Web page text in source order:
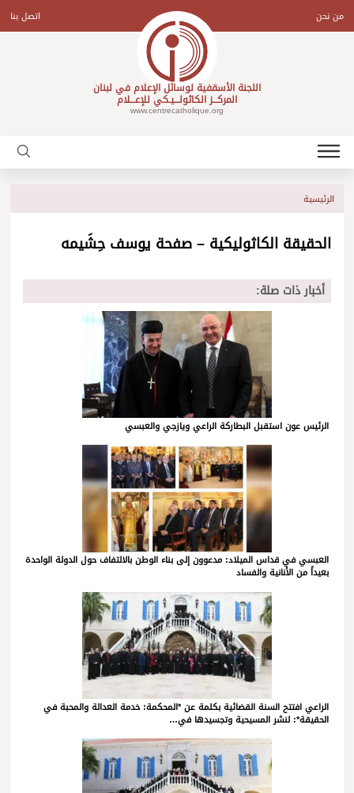
contentمن نحن اتصل بنا
اللجنة الأسقفية لوسائل الإعلام في لبنان
المركـــز الكاثولـــيـكي للإعـــلام
www.centrecatholique.org
الرئيسية
الحقيقة الكاثوليكية – صفحة يوسف حِشَيمه
أخبار ذات صلة:
الرئيس عون استقبل البطاركة الراعي ويازجي والعبسي
العبسي في قداس الميلاد: مدعوون إلى بناء الوطن بالالتفاف حول الدولة الواحدة
بعيداً من الأنانية والفساد
الراعي افتتح السنة القضائية بكلمة عن *المحكمة: خدمة العدالة والمحبة في
الحقيقة*: لنشر المسيحية وتجسيدها في…